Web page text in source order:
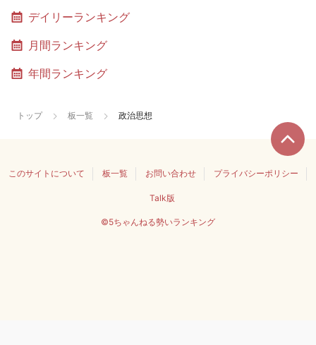
デイリーランキング
月間ランキング
年間ランキング
トップ 板一覧 政治思想
このサイトについて 板一覧 お問い合わせ プライバシーポリシー
Talk版
©5ちゃんねる勢いランキング